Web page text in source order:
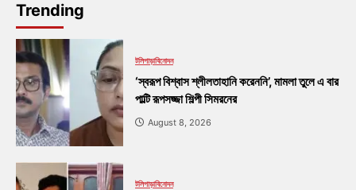
Trending
টলিপাড়াবিনোদন
‘স্বরূপ বিশ্বাস শ্লীলতাহানি করেননি’, মামলা তুলে এ বার
পাল্টি রূপসজ্জা শিল্পী সিমরনের
August 8, 2026
টলিপাড়াবিনোদন